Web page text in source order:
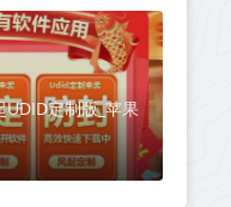
定制版_苹果